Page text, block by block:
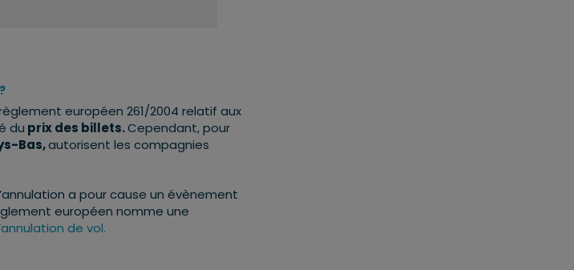
européen 261/2004 relatif aux
du prix des billets.Cependant, pour
Bas,autorisent les compagnies
a pour cause un évènement
européen nomme une
de vol.